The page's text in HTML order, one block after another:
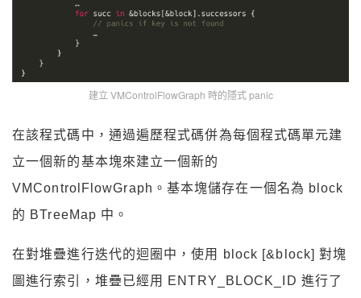
建立 VMControlFlowGraph 時的隱式 panic
在該程式碼中，通過遍歷程式碼併為每個程式碼單元建
立一個新的基本塊來建立一個新的
VMControlFlowGraph。基本塊儲存在一個名為 block
的 BTreeMap 中。
在對堆疊進行迭代的迴圈中，使用 block [&block] 對塊
圖進行索引，堆疊已經用 ENTRY_BLOCK_ID 進行了